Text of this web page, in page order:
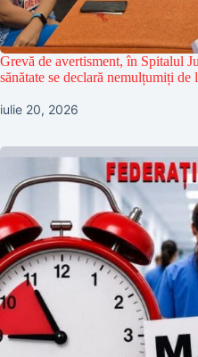
Grevă de avertisment, în Spitalul
sănătate se declară nemulțumiți de
iulie 20, 2026